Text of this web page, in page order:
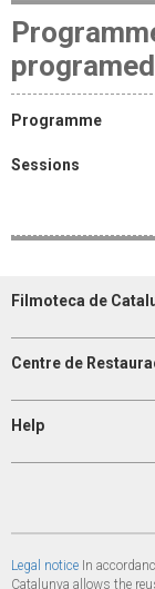
Programme
Sessions
Filmoteca de
Centre de
Help
Legal notice In
Catalunya allows the